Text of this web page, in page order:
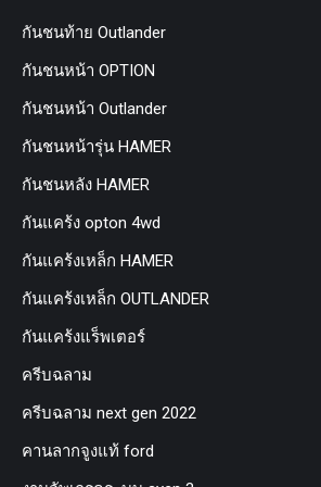
กันชนท้าย Outlander
กันชนหน้า OPTION
กันชนหน้า Outlander
กันชนหน้ารุ่น HAMER
กันชนหลัง HAMER
กันแคร้ง opton 4wd
กันแคร้งเหล็ก HAMER
กันแคร้งเหล็ก OUTLANDER
กันแคร้งแร็พเตอร์
ครีบฉลาม
ครีบฉลาม next gen 2022
คานลากจูงแท้ ford